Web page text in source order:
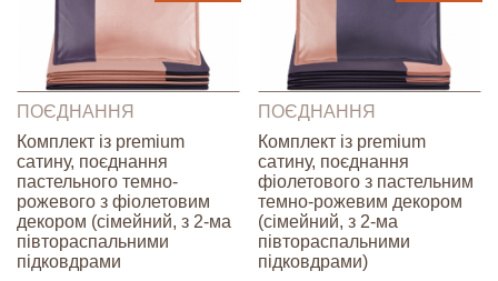
ПОЄДНАННЯ
Комплект із premium
сатину, поєднання
пастельного темно-
рожевого з фіолетовим
декором (сімейний, з 2-ма
півтораспальними
підковдрами
ПОЄДНАННЯ
Комплект із premium
сатину, поєднання
фіолетового з пастельним
темно-рожевим декором
(сімейний, з 2-ма
півтораспальними
підковдрами)